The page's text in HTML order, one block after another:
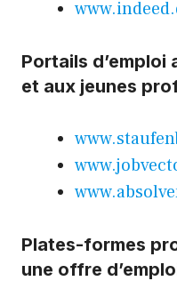
Portails
et aux jeunes
Plates-formes
une offre